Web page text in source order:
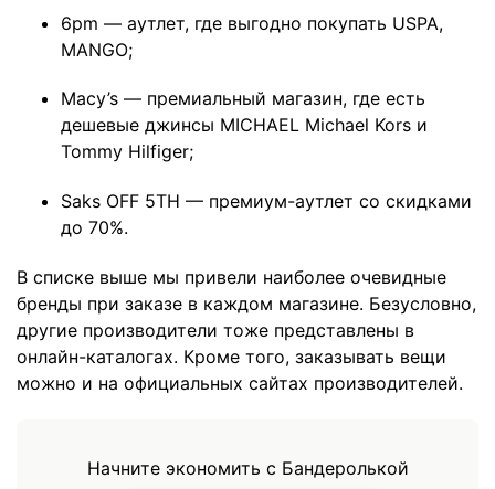
6pm — аутлет, где выгодно покупать USPA,
MANGO;
Macy’s — премиальный магазин, где есть
дешевые джинсы MICHAEL Michael Kors и
Tommy Hilfiger;
Saks OFF 5TH — премиум-аутлет со скидками
до 70%.
В списке выше мы привели наиболее очевидные
бренды при заказе в каждом магазине. Безусловно,
другие производители тоже представлены в
онлайн-каталогах. Кроме того, заказывать вещи
можно и на официальных сайтах производителей.
Начните экономить с Бандеролькой